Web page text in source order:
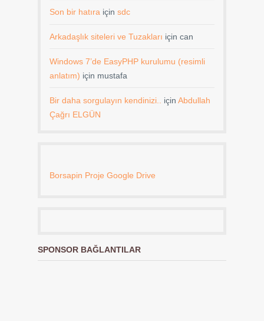
Son bir hatıra için sdc
Arkadaşlık siteleri ve Tuzakları için can
Windows 7’de EasyPHP kurulumu (resimli
anlatım) için mustafa
Bir daha sorgulayın kendinizi.. için Abdullah
Çağrı ELGÜN
Borsapin Proje Google Drive
SPONSOR BAĞLANTILAR